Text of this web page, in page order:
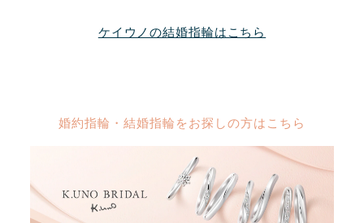
ケイウノの結婚指輪はこちら
婚約指輪・結婚指輪をお探しの方はこちら